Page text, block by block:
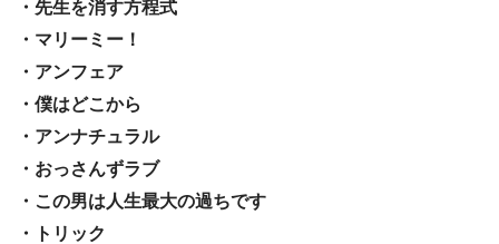
・先生を消す方程式
・マリーミー！
・アンフェア
・僕はどこから
・アンナチュラル
・おっさんずラブ
・この男は人生最大の過ちです
・トリック